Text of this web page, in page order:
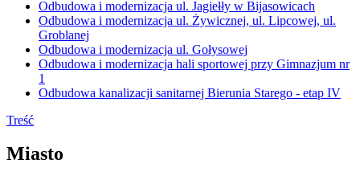
Odbudowa i modernizacja ul. Jagiełły w Bijasowicach
Odbudowa i modernizacja ul. Żywicznej, ul. Lipcowej, ul.
Groblanej
Odbudowa i modernizacja ul. Gołysowej
Odbudowa i modernizacja hali sportowej przy Gimnazjum nr
1
Odbudowa kanalizacji sanitarnej Bierunia Starego - etap IV
Treść
Miasto